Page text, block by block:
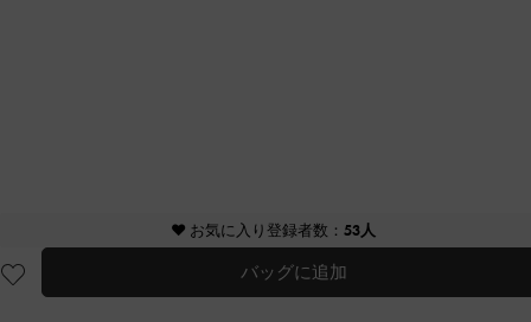
♥ お気に入り登録者数： 53人
バッグに追加